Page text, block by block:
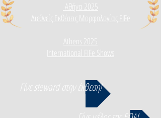
Αθήνα 2025
Διεθνεί
ς Εκθέσεις Μορφολογίας FIFe
Athens 2025
International FIFe Shows
Γίνε steward στην έκθεση!